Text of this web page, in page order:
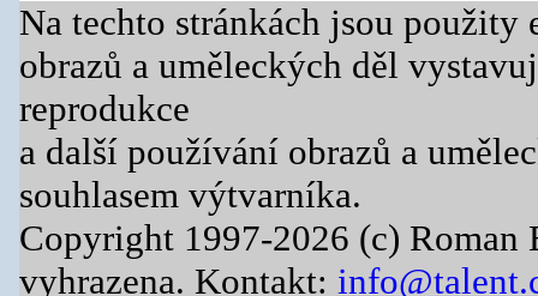
Na techto stránkách jsou
obrazů a uměleckých děl
reprodukce
a další používání obrazů a
souhlasem výtvarníka.
Copyright 1997-2026 (c) Roman
vyhrazena. Kontakt: